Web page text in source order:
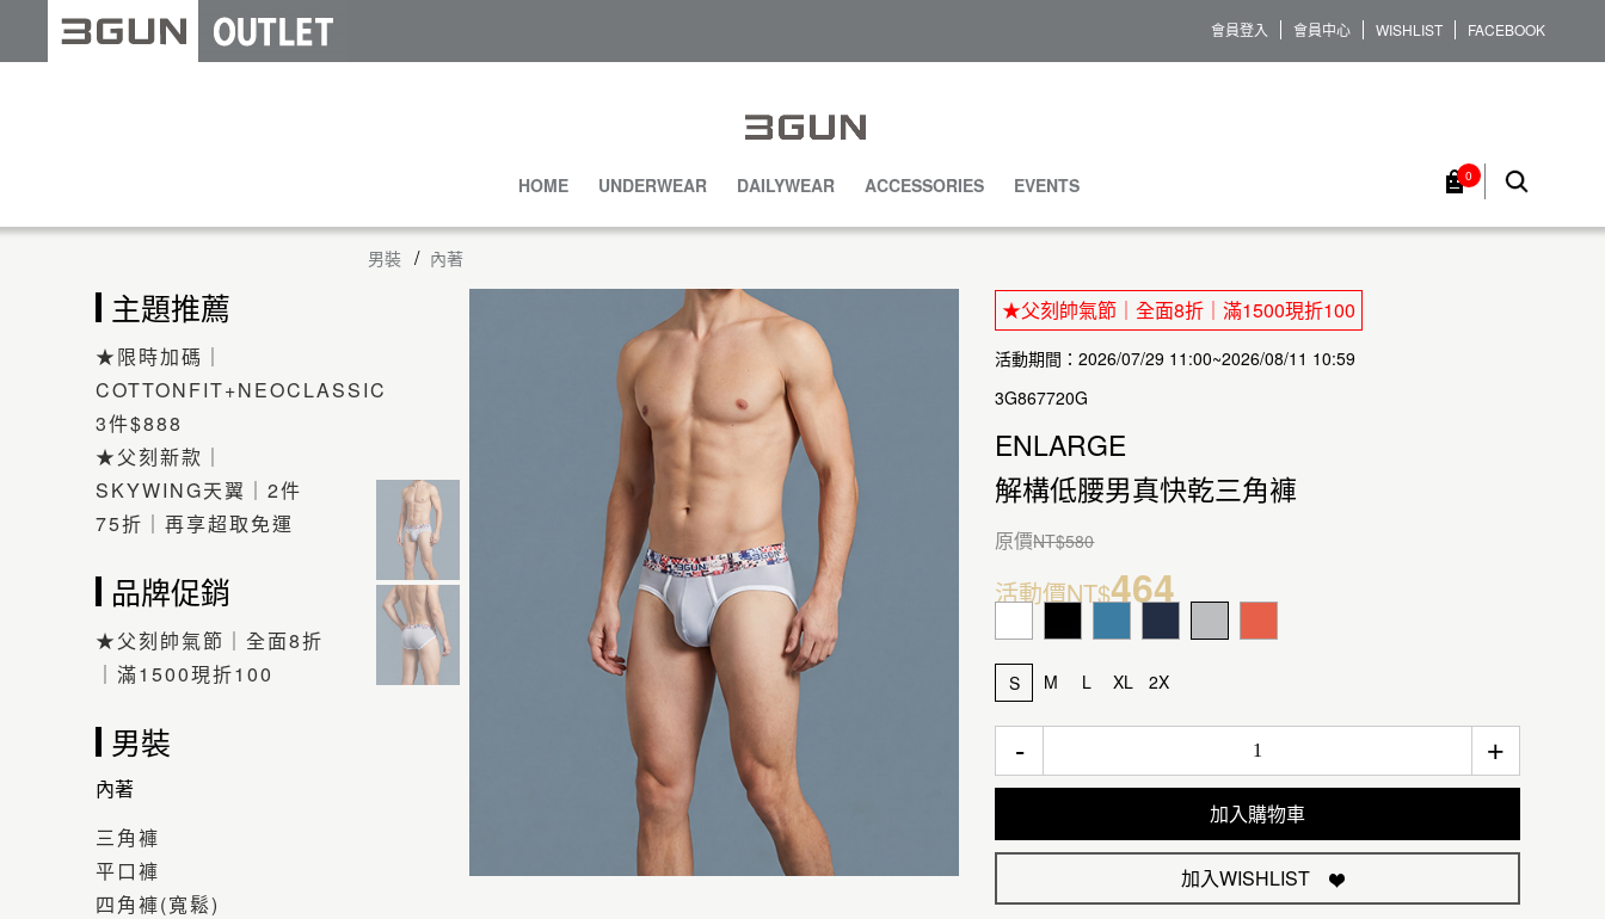
會員登入 會員中心 WISHLIST FACEBOOK
HOME UNDERWEAR DAILYWEAR ACCESSORIES EVENTS 0
主題推薦
★限時加碼｜
COTTONFIT+NEOCLASSIC
3件$888
★父刻新款｜
SKYWING天翼｜2件
75折｜再享超取免運
品牌促銷
★父刻帥氣節｜全面8折
｜滿1500現折100
男裝
內著
三角褲
平口褲
四角褲(寬鬆)
男裝 內著
★父刻帥氣節｜全面8折｜滿1500現折100
活動期間：2026/07/29 11:00~2026/08/11 10:59
3G867720G
ENLARGE
解構低腰男真快乾三角褲
原價NT$580
活動價NT$464
S M L XL 2X
- +
加入購物車
加入WISHLIST